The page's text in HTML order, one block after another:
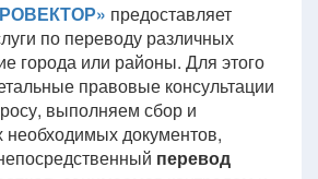
предоставляет
по переводу различных
города или районы. Для этого
правовые консультации
выполняем сбор и
необходимых документов,
перевод